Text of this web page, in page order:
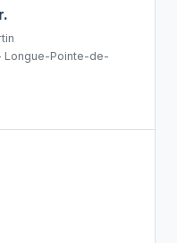
Pointe-de-